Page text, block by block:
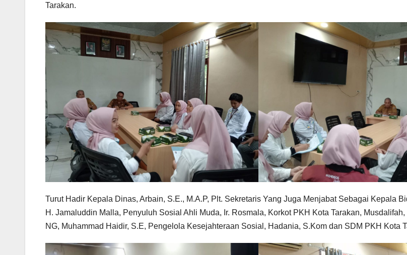
Tarakan.
Turut Hadir Kepala Dinas, Arbain, S.E., M.A.P, Plt. Sekretaris Yang Juga Menjabat Sebagai Kepala
H. Jamaluddin Malla, Penyuluh Sosial Ahli Muda, Ir. Rosmala, Korkot PKH Kota Tarakan,
NG, Muhammad Haidir, S.E, Pengelola Kesejahteraan Sosial, Hadania, S.Kom dan SDM PKH Kota